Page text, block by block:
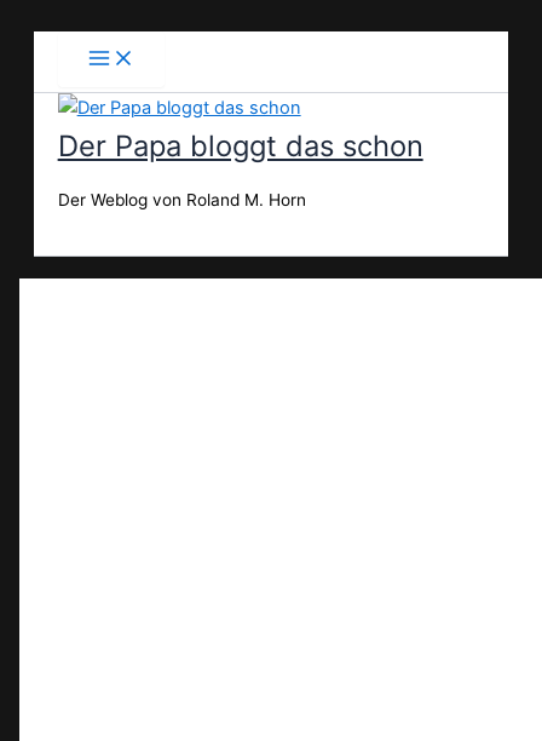
Der Papa bloggt das schon
Der Weblog von Roland M. Horn